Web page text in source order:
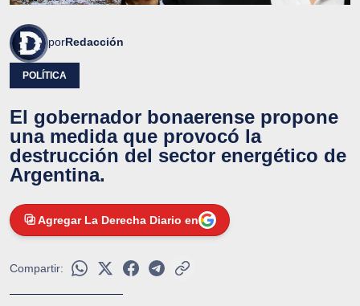
porRedacción
POLÍTICA
El gobernador bonaerense propone
una medida que provocó la
destrucción del sector energético de
Argentina.
Agregar La Derecha Diario en
Compartir: